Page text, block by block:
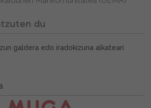
du
galdera edo iradokizuna alkateari